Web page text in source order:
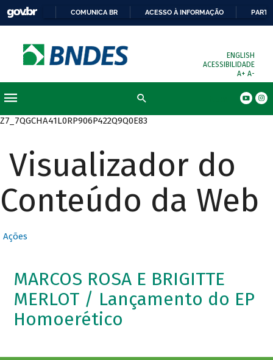
COMUNICA BR ACESSO À INFORMAÇÃO
ENGLISH
ACESSIBILIDADE
A+ A-
Z7_7QGCHA41L0RP906P422Q9Q0E83
Visualizador do
Conteúdo da Web
Ações
MARCOS ROSA E BRIGITTE
MERLOT / Lançamento do EP
Homoerético